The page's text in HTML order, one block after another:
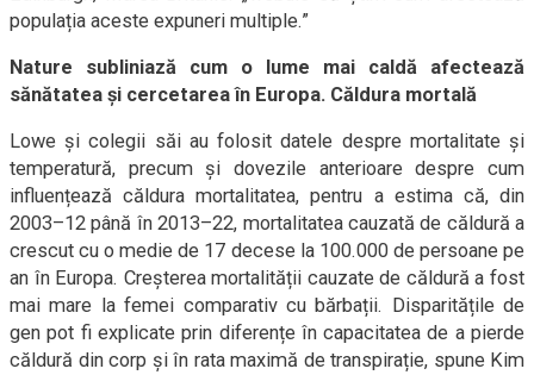
populația aceste expuneri multiple.”
Nature subliniază cum o lume mai caldă afectează
sănătatea și cercetarea în Europa. Căldura mortală
Lowe și colegii săi au folosit datele despre mortalitate și
temperatură, precum și dovezile anterioare despre cum
influențează căldura mortalitatea, pentru a estima că, din
2003–12 până în 2013–22, mortalitatea cauzată de căldură a
crescut cu o medie de 17 decese la 100.000 de persoane pe
an în Europa. Creșterea mortalității cauzate de căldură a fost
mai mare la femei comparativ cu bărbații. Disparitățile de
gen pot fi explicate prin diferențe în capacitatea de a pierde
căldură din corp și în rata maximă de transpirație, spune Kim